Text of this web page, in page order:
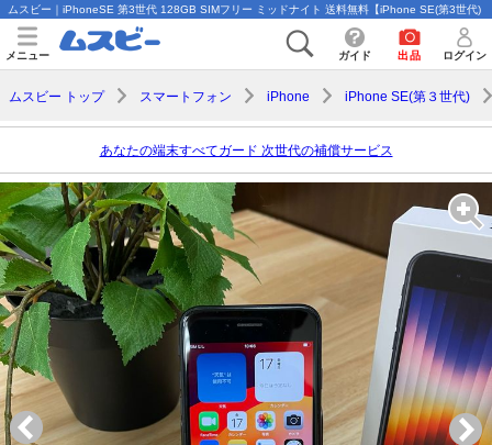
ムスビー｜iPhoneSE 第3世代 128GB SIMフリー ミッドナイト 送料無料【iPhone SE(第3世代)
メニュー ガイド 出品 ログイン
ムスビー トップ スマートフォン iPhone iPhone SE(第３世代)
あなたの端末すべてガード 次世代の補償サービス